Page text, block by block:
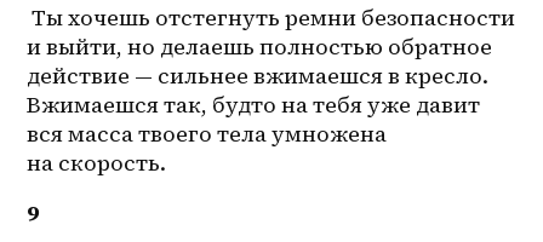
Ты хочешь отстегнуть ремни безопасности
и выйти, но делаешь полностью обратное
действие — сильнее вжимаешся в кресло.
Вжимаешся так, будто на тебя уже давит
вся масса твоего тела умножена
на скорость.
9